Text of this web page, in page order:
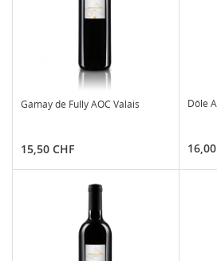
Gamay de Fully AOC Valais
Preis
15,50 CHF
Dôle
Preis